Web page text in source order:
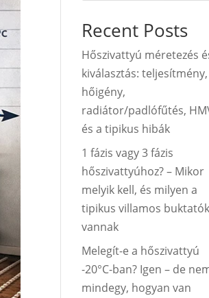
Recent Posts
Hőszivattyú méretezés
kiválasztás: teljesítmény,
hőigény,
radiátor/padlófűtés,
és a tipikus hibák
1 fázis vagy 3 fázis
hőszivattyúhoz? – Mikor
melyik kell, és milyen a
tipikus villamos buktatók
vannak
Melegít-e a hőszivattyú
-20°C-ban? Igen – de
mindegy, hogyan van